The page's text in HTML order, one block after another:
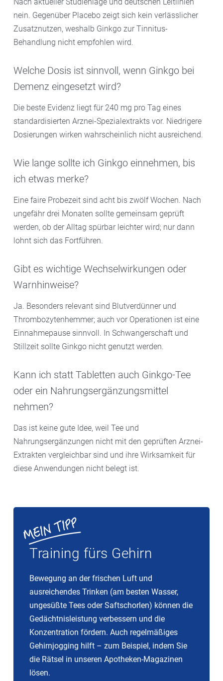
nein. Gegenüber Placebo zeigt sich kein verlässlicher
Zusatznutzen, weshalb Ginkgo zur Tinnitus-
Behandlung nicht empfohlen wird.
Welche Dosis ist sinnvoll, wenn Ginkgo bei
Demenz eingesetzt wird?
Die beste Evidenz liegt für 240 mg pro Tag eines
standardisierten Arznei-Spezialextrakts vor. Niedrigere
Dosierungen wirken wahrscheinlich nicht ausreichend.
Wie lange sollte ich Ginkgo einnehmen, bis
ich etwas merke?
Eine faire Probezeit sind acht bis zwölf Wochen. Nach
ungefähr drei Monaten sollte gemeinsam geprüft
werden, ob der Alltag spürbar leichter wird; nur dann
lohnt sich das Fortführen.
Gibt es wichtige Wechselwirkungen oder
Warnhinweise?
Ja. Besonders relevant sind Blutverdünner und
Thrombozytenhemmer; auch vor Operationen ist eine
Einnahmepause sinnvoll. In Schwangerschaft und
Stillzeit sollte Ginkgo nicht genutzt werden.
Kann ich statt Tabletten auch Ginkgo-Tee
oder ein Nahrungsergänzungsmittel
nehmen?
Das ist keine gute Idee, weil Tee und
Nahrungsergänzungen nicht mit den geprüften Arznei-
Extrakten vergleichbar sind und ihre Wirksamkeit für
diese Anwendungen nicht belegt ist.
Training fürs Gehirn
Bewegung an der frischen Luft und
ausreichendes Trinken (am besten Wasser,
ungesüßte Tees oder Saftschorlen) können die
Gedächtnisleistung verbessern und die
Konzentration fördern. Auch regelmäßiges
Gehirnjogging hilft – zum Beispiel, indem Sie
die Rätsel in unseren Apotheken-Magazinen
lösen.